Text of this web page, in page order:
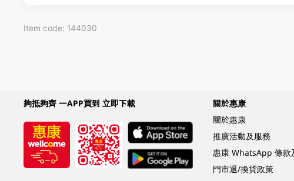
Item code: 144030
夠抵夠齊 一APP買到 立即下載
關於惠康
關於惠康
推廣活動及服務
惠康 WhatsApp 條款
門市退/換貨政策